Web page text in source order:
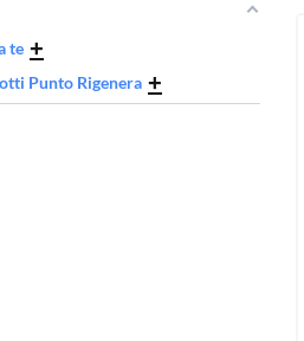
te +
Punto Rigenera +